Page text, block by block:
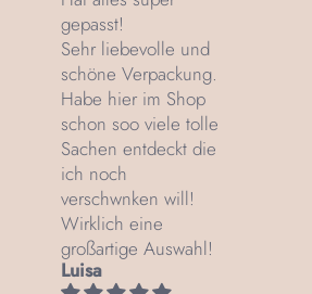
gepasst!
Sehr liebevolle und
schöne Verpackung.
Habe hier im Shop
schon soo viele tolle
Sachen entdeckt die
ich noch
verschwnken will!
Wirklich eine
großartige Auswahl!
Luisa